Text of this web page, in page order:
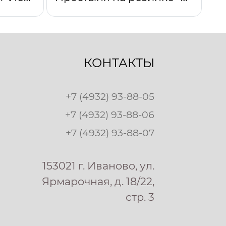
КОНТАКТЫ
+7 (4932) 93-88-05
+7 (4932) 93-88-06
+7 (4932) 93-88-07
153021 г. Иваново, ул.
Ярмарочная, д. 18/22,
стр. 3